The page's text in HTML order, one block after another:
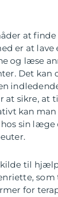
at
er at lave
og læse
Det kan
at sikre, at
kan man
sin læge
til
for